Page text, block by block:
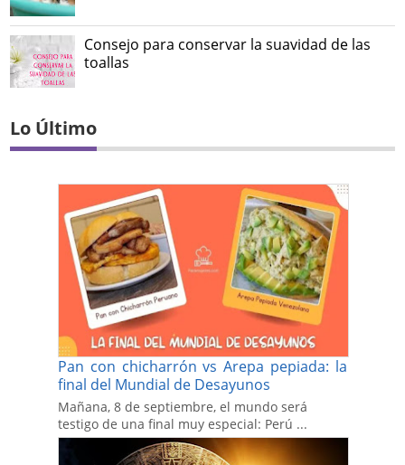
Consejo para conservar la suavidad de las
toallas
Lo Último
Pan con chicharrón vs Arepa pepiada: la
final del Mundial de Desayunos
Mañana, 8 de septiembre, el mundo será
testigo de una final muy especial: Perú ...